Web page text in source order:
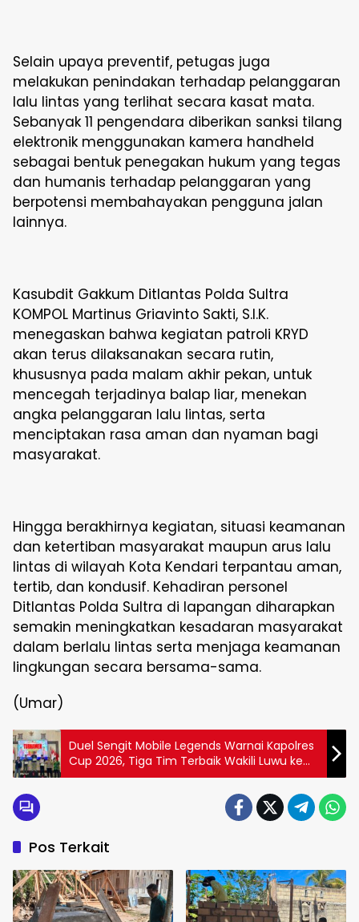
Selain upaya preventif, petugas juga
melakukan penindakan terhadap pelanggaran
lalu lintas yang terlihat secara kasat mata.
Sebanyak 11 pengendara diberikan sanksi tilang
elektronik menggunakan kamera handheld
sebagai bentuk penegakan hukum yang tegas
dan humanis terhadap pelanggaran yang
berpotensi membahayakan pengguna jalan
lainnya.
Kasubdit Gakkum Ditlantas Polda Sultra
KOMPOL Martinus Griavinto Sakti, S.I.K.
menegaskan bahwa kegiatan patroli KRYD
akan terus dilaksanakan secara rutin,
khususnya pada malam akhir pekan, untuk
mencegah terjadinya balap liar, menekan
angka pelanggaran lalu lintas, serta
menciptakan rasa aman dan nyaman bagi
masyarakat.
Hingga berakhirnya kegiatan, situasi keamanan
dan ketertiban masyarakat maupun arus lalu
lintas di wilayah Kota Kendari terpantau aman,
tertib, dan kondusif. Kehadiran personel
Ditlantas Polda Sultra di lapangan diharapkan
semakin meningkatkan kesadaran masyarakat
dalam berlalu lintas serta menjaga keamanan
lingkungan secara bersama-sama.
(Umar)
Duel Sengit Mobile Legends Warnai Kapolres
Cup 2026, Tiga Tim Terbaik Wakili Luwu ke
Polda Sulsel
Pos Terkait